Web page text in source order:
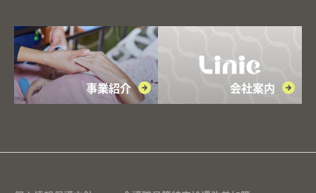
事業紹介 会社案内